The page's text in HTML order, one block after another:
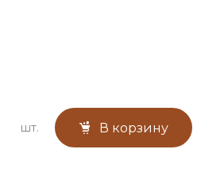
шт. В корзину